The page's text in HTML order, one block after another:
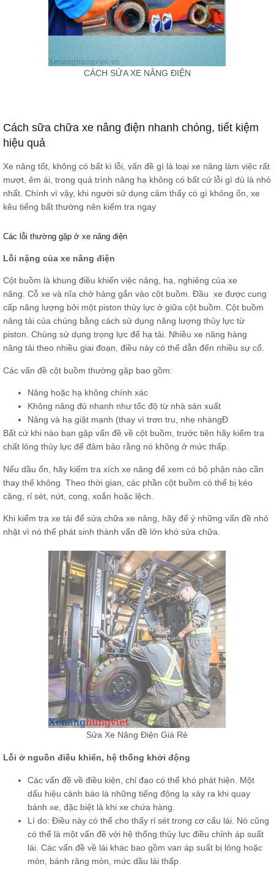
CÁCH SỬA XE NÂNG ĐIỆN
Cách sữa chữa xe nâng điện nhanh chóng, tiết kiệm
hiệu quả
Xe nâng tốt, không có bất kì lỗi, vấn đề gì là loại xe nâng làm việc rất
mượt, êm ái, trong quá trình nâng hạ không có bất cứ lỗi gì dù là nhỏ
nhất. Chính vì vậy, khi người sử dụng cảm thấy có gì không ổn, xe
kêu tiếng bất thường nên kiểm tra ngay
Các lỗi thường gặp ở xe nâng điện
Lỗi nặng của xe nâng điện
Cột buồm là khung điều khiển việc nâng, hạ, nghiêng của xe
nâng. Cỗ xe và nĩa chở hàng gắn vào cột buồm. Đầu xe được cung
cấp năng lượng bởi một piston thủy lực ở giữa cột buồm. Cột buồm
nâng tải của chúng bằng cách sử dụng năng lượng thủy lực từ
piston. Chúng sử dụng trọng lực để hạ tải. Nhiều xe nâng hàng
nâng tải theo nhiều giai đoạn, điều này có thể dẫn đến nhiều sự cố.
Các vấn đề cột buồm thường gặp bao gồm:
Nâng hoặc hạ không chính xác
Không nâng đủ nhanh như tốc độ từ nhà sản xuất
Nâng và hạ giật mạnh (thay vì trơn tru, nhẹ nhàngĐ
Bất cứ khi nào bạn gặp vấn đề về cột buồm, trước tiên hãy kiểm tra
chất lỏng thủy lực để đảm bảo rằng nó không ở mức thấp.
Nếu dầu ổn, hãy kiểm tra xích xe nâng để xem có bộ phận nào cần
thay thế không. Theo thời gian, các phần cột buồm có thể bị kéo
căng, rỉ sét, nứt, cong, xoắn hoặc lệch.
Khi kiểm tra xe tải để sửa chữa xe nâng, hãy để ý những vấn đề nhỏ
nhặt vì nó thể phát sinh thành vấn đề lớn khó sửa chữa.
Sửa Xe Nâng Điện Giá Rẻ
Lỗi ở nguồn điều khiển, hệ thống khởi động
Các vấn đề về điều kiện, chỉ đạo có thể khó phát hiện. Một
dấu hiệu cảnh báo là những tiếng động lạ xảy ra khi quay
bánh xe, đặc biệt là khi xe chứa hàng.
Lí do: Điều này có thể cho thấy rỉ sét trong cơ cấu lái. Nó cũng
có thể là một vấn đề với hệ thống thủy lực điều chỉnh áp suất
lái. Các vấn đề về lái khác bao gồm van áp suất bị lỏng hoặc
mòn, bánh răng mòn, mức dầu lái thấp.